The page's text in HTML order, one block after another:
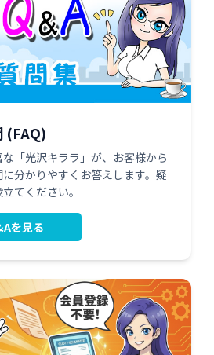
(FAQ)
「光沢キララ」が、お客様から
分かりやすくお答えします。疑
てください。
を見る